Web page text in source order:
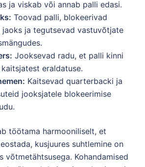
ja viskab või annab palli edasi.
Toovad palli, blokeerivad
ja tegutsevad vastuvõtjate
Jooksevad radu, et palli kinni
eraldatuse.
Kaitsevad quarterbacki ja
jooksjatele blokeerimise
töötama harmooniliselt, et
kusjuures suhtlemine on
võtmetähtsusega. Kohandamised